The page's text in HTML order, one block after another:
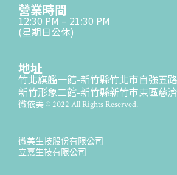
營業時間
12:30 PM – 21:30 PM
(星期日公休)
地址
竹北旗艦一館-新竹縣竹北市自強五
新竹形象二館-新竹縣新竹市東區慈
微依美 © 2022 All Rights Reserved.
微美生技股份有限公司
立嘉生技有限公司